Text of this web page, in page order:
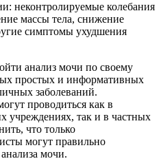
неконтролируемые колебания
массы тела, снижение
симптомы ухудшения
анализ мочи по своему
простых и информативных
заболеваний.
проводиться как в
учреждениях, так и в частных
что только
могут правильно
мочи.